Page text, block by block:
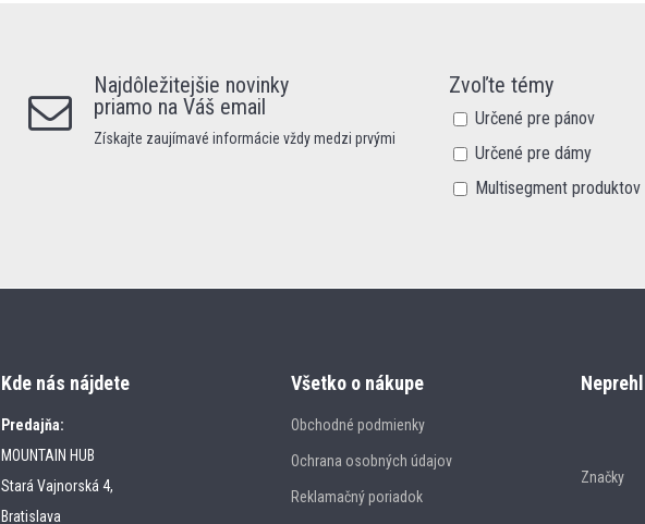
Najdôležitejšie novinky
priamo na Váš email
Získajte zaujímavé informácie vždy medzi prvými
Zvoľte témy
Určené pre pánov
Určené pre dámy
Multisegment produktov
Kde nás nájdete
Predajňa:
MOUNTAIN HUB
Stará Vajnorská 4,
Bratislava
Všetko o nákupe
Obchodné podmienky
Ochrana osobných údajov
Reklamačný poriadok
Značky